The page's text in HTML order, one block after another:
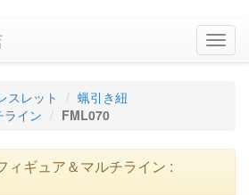
スレット
蝋引き紐
ライン
FML070
ィギュア＆マルチライン :